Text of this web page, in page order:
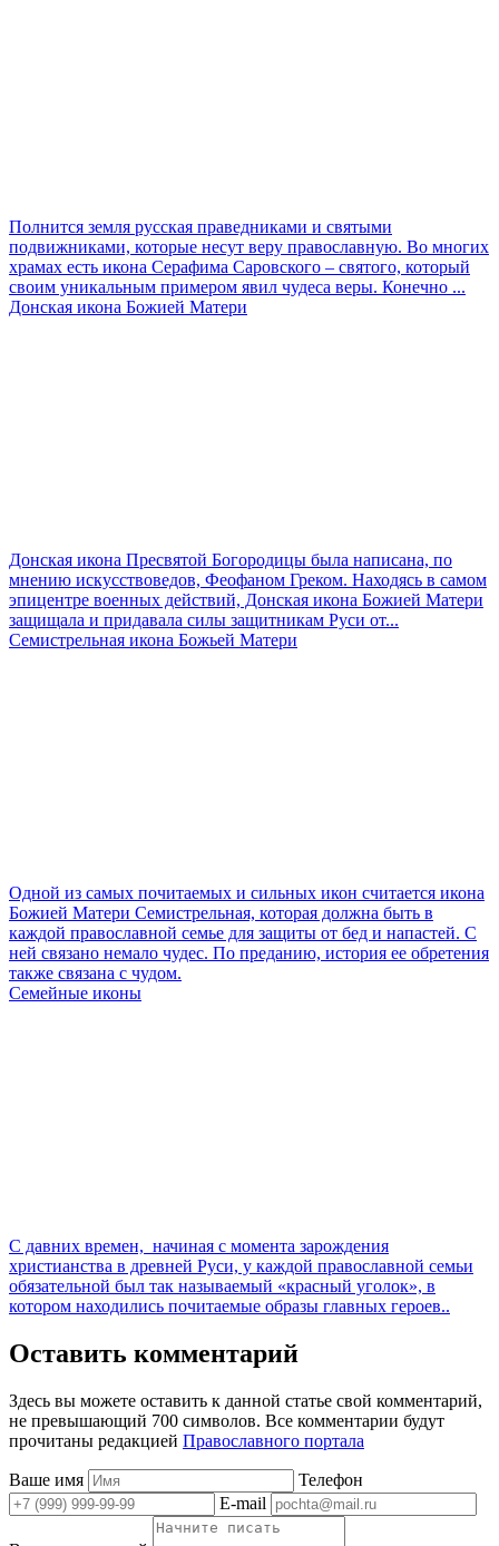
Полнится земля русская праведниками и святыми
подвижниками, которые несут веру православную. Во многих
храмах есть икона Серафима Саровского – святого, который
своим уникальным примером явил чудеса веры. Конечно ...
Донская икона Божией Матери
Донская икона Пресвятой Богородицы была написана, по
мнению искусствоведов, Феофаном Греком. Находясь в самом
эпицентре военных действий, Донская икона Божией Матери
защищала и придавала силы защитникам Руси от...
Семистрельная икона Божьей Матери
Одной из самых почитаемых и сильных икон считается икона
Божией Матери Семистрельная, которая должна быть в
каждой православной семье для защиты от бед и напастей. С
ней связано немало чудес. По преданию, история ее обретения
также связана с чудом.
Семейные иконы
С давних времен, начиная с момента зарождения
христианства в древней Руси, у каждой православной семьи
обязательной был так называемый «красный уголок», в
котором находились почитаемые образы главных героев..
Оставить комментарий
Здесь вы можете оставить к данной статье свой комментарий,
не превышающий 700 символов. Все комментарии будут
прочитаны редакцией Православного портала
Ваше имя
Телефон
E-mail